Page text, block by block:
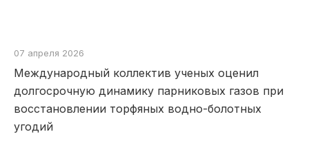
07 апреля 2026
Международный коллектив ученых оценил
долгосрочную динамику парниковых газов при
восстановлении торфяных водно-болотных
угодий